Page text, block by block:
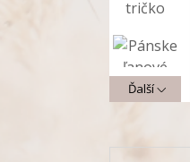
Ďalší